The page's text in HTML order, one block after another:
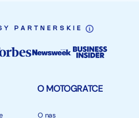
PARTNERSKIE
O MOTOGRATCE
O nas